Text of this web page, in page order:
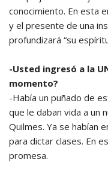
conocimiento. En esta
y el presente de una
profundizará “su
-Usted ingresó a la
momento?
-Había un puñado de
que le daban vida a un
Quilmes. Ya se habían
para dictar clases. En
promesa.